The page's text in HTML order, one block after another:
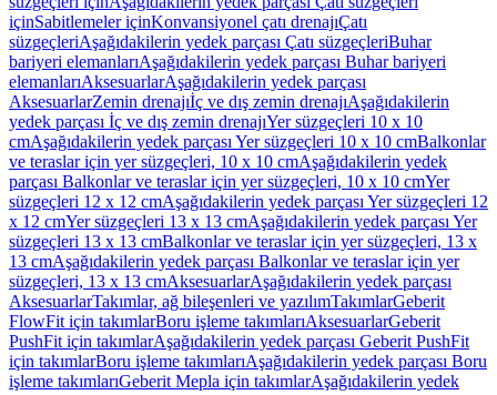
içinSabitlemeler içinKonvansiyonel çatı drenajıÇatı
süzgeçleriAşağıdakilerin yedek parçası Çatı süzgeçleriBuhar
bariyeri elemanlarıAşağıdakilerin yedek parçası Buhar bariyeri
elemanlarıAksesuarlarAşağıdakilerin yedek parçası
AksesuarlarZemin drenajıİç ve dış zemin drenajıAşağıdakilerin
yedek parçası İç ve dış zemin drenajıYer süzgeçleri 10 x 10
cmAşağıdakilerin yedek parçası Yer süzgeçleri 10 x 10 cmBalkonlar
ve teraslar için yer süzgeçleri, 10 x 10 cmAşağıdakilerin yedek
parçası Balkonlar ve teraslar için yer süzgeçleri, 10 x 10 cmYer
süzgeçleri 12 x 12 cmAşağıdakilerin yedek parçası Yer süzgeçleri 12
x 12 cmYer süzgeçleri 13 x 13 cmAşağıdakilerin yedek parçası Yer
süzgeçleri 13 x 13 cmBalkonlar ve teraslar için yer süzgeçleri, 13 x
13 cmAşağıdakilerin yedek parçası Balkonlar ve teraslar için yer
süzgeçleri, 13 x 13 cmAksesuarlarAşağıdakilerin yedek parçası
AksesuarlarTakımlar, ağ bileşenleri ve yazılımTakımlarGeberit
FlowFit için takımlarBoru işleme takımlarıAksesuarlarGeberit
PushFit için takımlarAşağıdakilerin yedek parçası Geberit PushFit
için takımlarBoru işleme takımlarıAşağıdakilerin yedek parçası Boru
işleme takımlarıGeberit Mepla için takımlarAşağıdakilerin yedek